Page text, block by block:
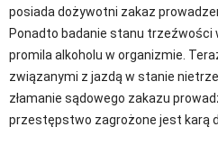
posiada dożywotni zakaz
Ponadto badanie stanu trzeźwości
promila alkoholu w organizmie.
związanymi z jazdą w stanie
złamanie sądowego zakazu
przestępstwo zagrożone jest karą